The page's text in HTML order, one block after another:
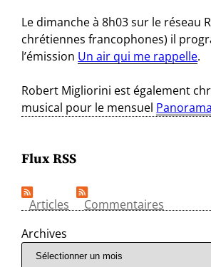
Le dimanche à 8h03 sur le réseau
chrétiennes francophones) il
l’émission Un air qui me rappelle.
Robert Migliorini est également
musical pour le mensuel Panorama
Flux RSS
Articles
Commentaires
Archives